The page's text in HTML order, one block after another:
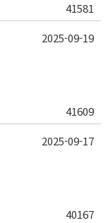
41581
41609
2025-09-19
40167
2025-09-17